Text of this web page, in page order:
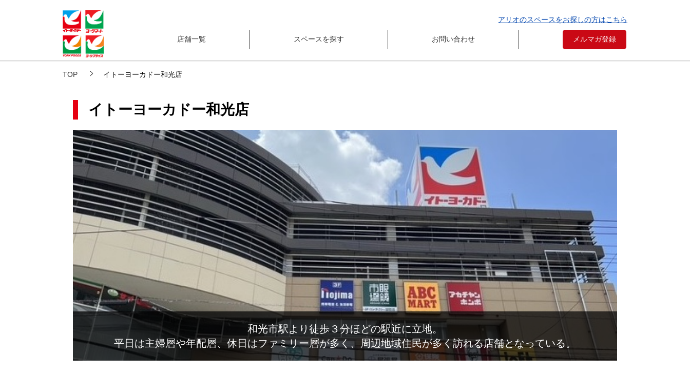
アリオのスペースをお探しの方はこちら
店舗一覧 スペースを探す お問い合わせ メルマガ登録
TOP イトーヨーカドー和光店
イトーヨーカドー和光店
和光市駅より徒歩３分ほどの駅近に立地。
平日は主婦層や年配層、休日はファミリー層が多く、周辺地域住民が多く訪れる店舗となっている。